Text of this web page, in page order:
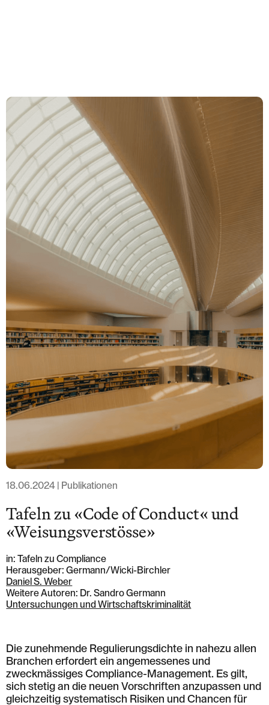
Équipe
Actualités et
Insights
À propos de nous
Carrière
T: +41 44 266 56 56
F: +41 44 266 56 66
M: zh@barandun-law.ch
Contact Zoug
Bahnhofstrasse 17
T: +41 41 349 56 56
F: +41 41 349 56 66
M: zg@barandun-law.ch
PROTECTION DES DONNÉES LINKEDIN
18.06.2024 | Publikationen
Tafeln zu «Code of Conduct« und
«Weisungsverstösse»
in: Tafeln zu Compliance
Herausgeber: Germann/Wicki-Birchler
Daniel S. Weber
Weitere Autoren: Dr. Sandro Germann
Untersuchungen und Wirtschaftskriminalität
Die zunehmende Regulierungsdichte in nahezu allen
Branchen erfordert ein angemessenes und
zweckmässiges Compliance-Management. Es gilt,
sich stetig an die neuen Vorschriften anzupassen und
gleichzeitig systematisch Risiken und Chancen für